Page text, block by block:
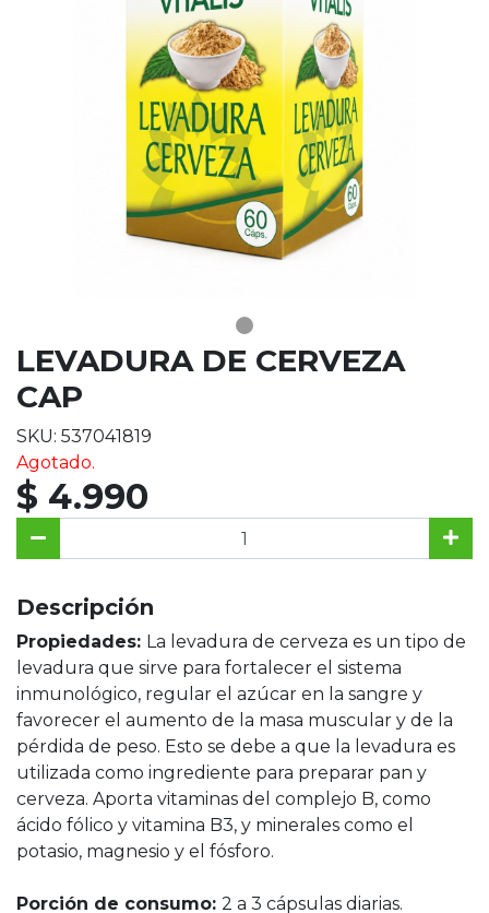
LEVADURA DE CERVEZA
CAP
SKU: 537041819
Agotado.
$ 4.990
Descripción
Propiedades: La levadura de cerveza es un tipo de
levadura que sirve para fortalecer el sistema
inmunológico, regular el azúcar en la sangre y
favorecer el aumento de la masa muscular y de la
pérdida de peso. Esto se debe a que la levadura es
utilizada como ingrediente para preparar pan y
cerveza. Aporta vitaminas del complejo B, como
ácido fólico y vitamina B3, y minerales como el
potasio, magnesio y el fósforo.
Porción de consumo: 2 a 3 cápsulas diarias.